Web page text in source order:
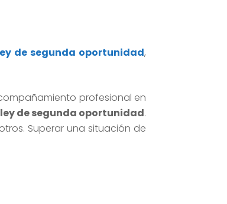
de segunda oportunidad,
profesional en
ley de segunda oportunidad.
Superar una situación de